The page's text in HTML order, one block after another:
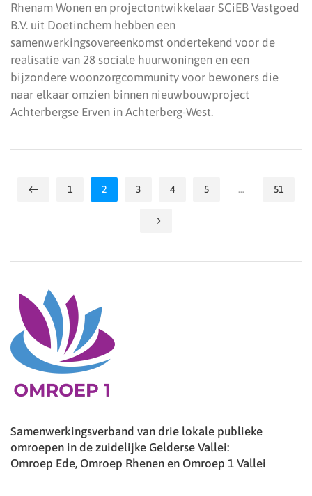
Rhenam Wonen en projectontwikkelaar SCiEB Vastgoed
B.V. uit Doetinchem hebben een
samenwerkingsovereenkomst ondertekend voor de
realisatie van 28 sociale huurwoningen en een
bijzondere woonzorgcommunity voor bewoners die
naar elkaar omzien binnen nieuwbouwproject
Achterbergse Erven in Achterberg-West.
1 2 3 4 5 … 51
Samenwerkingsverband van drie lokale publieke
omroepen in de zuidelijke Gelderse Vallei:
Omroep Ede, Omroep Rhenen en Omroep 1 Vallei